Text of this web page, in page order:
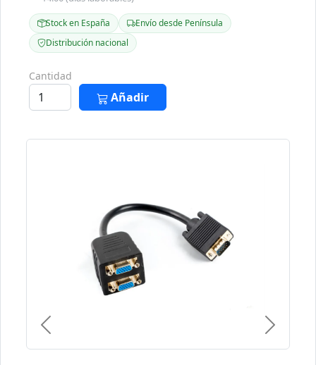
Stock en España
Envío desde Península
Distribución nacional
Cantidad
Añadir
Previous Next